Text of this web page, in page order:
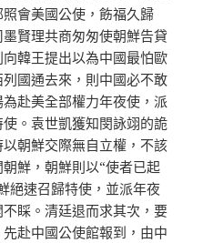
會美國公使，飭福久歸
賢理共商匆匆使朝鮮告貸
韓王提出以為中國最怕歐
國通去來，則中國必不敢
赴美全部權力年夜使，派
。袁世凱獲知閔詠翊的詭
朝鮮交際無自立權，不該
鮮，朝鮮則以“使者已起
絕速召歸特使，並派年夜
睬。清廷退而求其次，要
赴中國公使館報到，由中